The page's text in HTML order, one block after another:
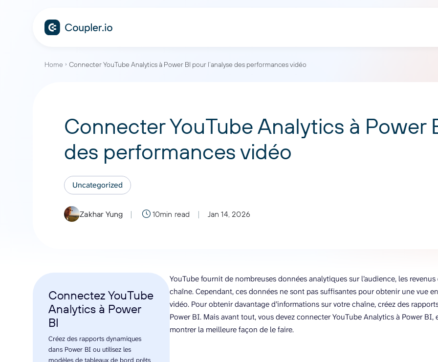
Home Connecter YouTube Analytics à Power BI pour l’analyse des performances vidéo
Connecter YouTube Analytics à Power
des performances vidéo
Uncategorized
Zakhar Yung 10min read Jan 14, 2026
Connectez YouTube
Analytics à Power
BI
Créez des rapports dynamiques
dans Power BI ou utilisez les
modèles de tableaux de bord prêts
YouTube fournit de nombreuses données analytiques sur l’audience, les
chaîne. Cependant, ces données ne sont pas suffisantes pour obtenir une vue
vidéo. Pour obtenir davantage d’informations sur votre chaîne, créez des
Power BI. Mais avant tout, vous devez connecter YouTube Analytics à Power BI,
montrer la meilleure façon de le faire.